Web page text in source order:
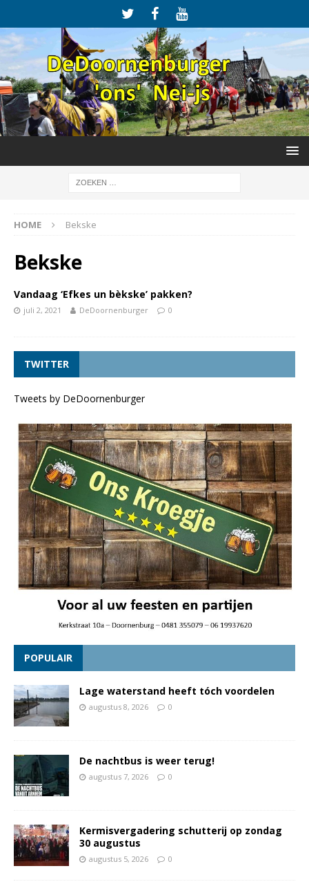
HOME Bekske
Bekske
Vandaag ‘Efkes un bèkske’ pakken?
juli 2, 2021 DeDoornenburger 0
TWITTER
Tweets by DeDoornenburger
POPULAIR
Lage waterstand heeft tóch voordelen
augustus 8, 2026 0
De nachtbus is weer terug!
augustus 7, 2026 0
Kermisvergadering schutterij op zondag
30 augustus
augustus 5, 2026 0